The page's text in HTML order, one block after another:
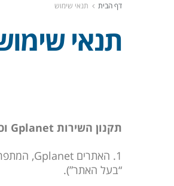
דף הבית תנאי שימוש
תנאי
תקנון השירות Gplanet וכן ערוץ ההרצאות
“בעל האתר”).